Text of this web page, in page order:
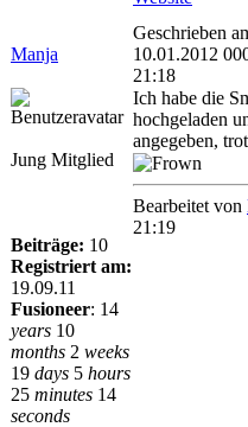
Manja
Geschrieben
10.01.2012
21:18
Jung Mitglied
Beiträge: 10
Registriert am:
19.09.11
Fusioneer: 14
years 10
months 2 weeks
19 days 5 hours
25 minutes 14
seconds
Ich habe die
hochgeladen
angegeben,
Bearbeitet von
21:19